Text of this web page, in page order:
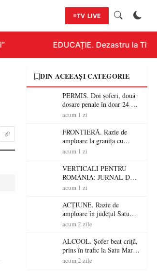
TV LIVE
EDUCAȚIE. Dezastru la
DIN ACEEAȘI CATEGORIE
PERMIS. Doi șoferi, două
dosare penale în doar 24 de
ore la Petea! Unul avea
nu a avut niciodată permis
acum 1 zi
FRONTIERĂ. Razie de
amploare la granița cu
Ungaria! 800 de persoane și
verificate
acum 1 zi
VERTICALI PENTRU
ROMÂNIA: JURNAL DE
CĂLĂTORIE FIJET
acum 1 zi
ACȚIUNE. Razie de
amploare în județul Satu
Mare! Polițiștii au dat sute
șoferi fără permis într-o
singură zi
acum 2 zile
ALCOOL. Șofer beat criță,
prins în trafic la Satu Mare!
Alcoolemie uriașă
acum 2 zile